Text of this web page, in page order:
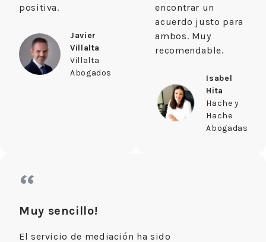
positiva.
Javier
Villalta
Villalta
Abogados
encontrar un
acuerdo justo para
ambos. Muy
recomendable.
Isabel
Hita
Hache y
Hache
Abogadas
“
Muy sencillo!
El servicio de mediación ha sido